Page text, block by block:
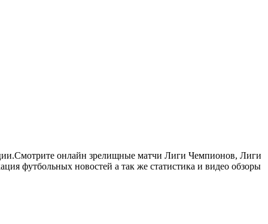
онлайн зрелищные матчи Лиги Чемпионов, Лиги
футбольных новостей а так же статистика и видео обзоры